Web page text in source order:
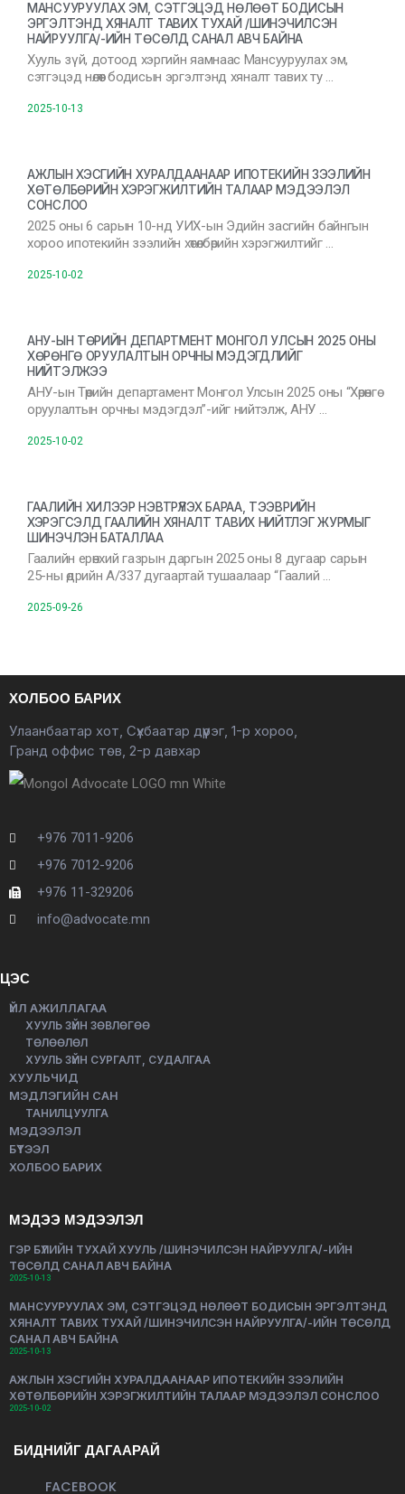
МАНСУУРУУЛАХ ЭМ, СЭТГЭЦЭД НӨЛӨӨТ БОДИСЫН
ЭРГЭЛТЭНД ХЯНАЛТ ТАВИХ ТУХАЙ /ШИНЭЧИЛСЭН
НАЙРУУЛГА/-ИЙН ТӨСӨЛД САНАЛ АВЧ БАЙНА
Хууль зүй, дотоод хэргийн яамнаас Мансууруулах эм,
сэтгэцэд нөлөөт бодисын эргэлтэнд хяналт тавих ту …
2025-10-13
АЖЛЫН ХЭСГИЙН ХУРАЛДААНААР ИПОТЕКИЙН ЗЭЭЛИЙН
ХӨТӨЛБӨРИЙН ХЭРЭГЖИЛТИЙН ТАЛААР МЭДЭЭЛЭЛ
СОНСЛОО
2025 оны 6 сарын 10-нд УИХ-ын Эдийн засгийн байнгын
хороо ипотекийн зээлийн хөтөлбөрийн хэрэгжилтийг …
2025-10-02
АНУ-ЫН ТӨРИЙН ДЕПАРТМЕНТ МОНГОЛ УЛСЫН 2025 ОНЫ
ХӨРӨНГӨ ОРУУЛАЛТЫН ОРЧНЫ МЭДЭГДЛИЙГ
НИЙТЭЛЖЭЭ
АНУ-ын Төрийн департамент Монгол Улсын 2025 оны “Хөрөнгө
оруулалтын орчны мэдэгдэл”-ийг нийтэлж, АНУ …
2025-10-02
ГААЛИЙН ХИЛЭЭР НЭВТРҮҮЛЭХ БАРАА, ТЭЭВРИЙН
ХЭРЭГСЭЛД ГААЛИЙН ХЯНАЛТ ТАВИХ НИЙТЛЭГ ЖУРМЫГ
ШИНЭЧЛЭН БАТАЛЛАА
Гаалийн ерөнхий газрын даргын 2025 оны 8 дугаар сарын
25-ны өдрийн А/337 дугаартай тушаалаар “Гаалий …
2025-09-26
ХОЛБОО БАРИХ
Улаанбаатар хот, Сүхбаатар дүүрэг, 1-р хороо,
Гранд оффис төв, 2-р давхар
+976 7011-9206
+976 7012-9206
+976 11-329206
info@advocate.mn
ЦЭС
ҮЙЛ АЖИЛЛАГАА
ХУУЛЬ ЗҮЙН ЗӨВЛӨГӨӨ
ТӨЛӨӨЛӨЛ
ХУУЛЬ ЗҮЙН СУРГАЛТ, СУДАЛГАА
ХУУЛЬЧИД
МЭДЛЭГИЙН САН
ТАНИЛЦУУЛГА
МЭДЭЭЛЭЛ
БҮТЭЭЛ
ХОЛБОО БАРИХ
МЭДЭЭ МЭДЭЭЛЭЛ
ГЭР БҮЛИЙН ТУХАЙ ХУУЛЬ /ШИНЭЧИЛСЭН НАЙРУУЛГА/-ИЙН
ТӨСӨЛД САНАЛ АВЧ БАЙНА
2025-10-13
МАНСУУРУУЛАХ ЭМ, СЭТГЭЦЭД НӨЛӨӨТ БОДИСЫН ЭРГЭЛТЭНД
ХЯНАЛТ ТАВИХ ТУХАЙ /ШИНЭЧИЛСЭН НАЙРУУЛГА/-ИЙН ТӨСӨЛД
САНАЛ АВЧ БАЙНА
2025-10-13
АЖЛЫН ХЭСГИЙН ХУРАЛДААНААР ИПОТЕКИЙН ЗЭЭЛИЙН
ХӨТӨЛБӨРИЙН ХЭРЭГЖИЛТИЙН ТАЛААР МЭДЭЭЛЭЛ СОНСЛОО
2025-10-02
БИДНИЙГ ДАГААРАЙ
FACEBOOK